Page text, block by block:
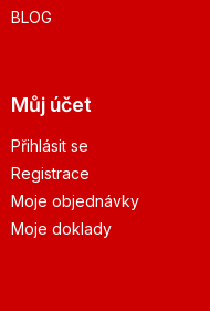
BLOG
Můj účet
Přihlásit se
Registrace
Moje objednávky
Moje doklady